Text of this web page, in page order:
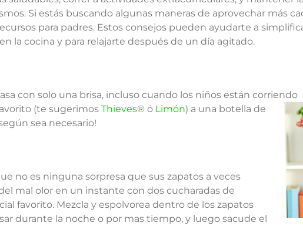
Si estás buscando algunas maneras de aprovechar más
para padres. Estos consejos pueden ayudarte a
la cocina y para relajarte después de un día agitado.
con solo una brisa, incluso cuando los niños están corriendo
(te sugerimos Thieves® ó Limón) a una botella de
sea necesario!
no es ninguna sorpresa que sus zapatos a veces
mal olor en un instante con dos cucharadas de
favorito. Mezcla y espolvorea dentro de los zapatos
durante la noche o por mas tiempo, y luego sacude el